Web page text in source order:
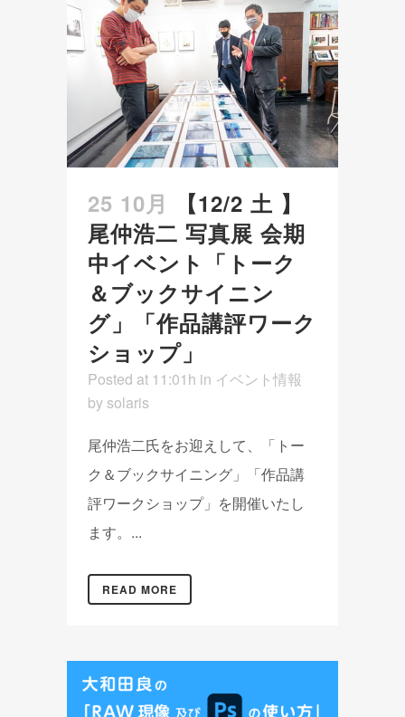
25 10月
【12/2 土 】
尾仲浩二 写真展 会期
中イベント「トーク
＆ブックサイニン
グ」「作品講評ワーク
ショップ」
Posted at 11:01h in イベント情報
by solaris
尾仲浩二氏をお迎えして、「トー
ク＆ブックサイニング」「作品講
評ワークショップ」を開催いたし
ます。...
READ MORE